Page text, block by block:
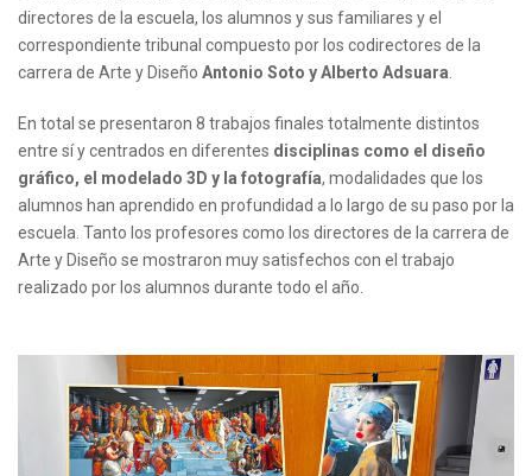
directores de la escuela, los alumnos y sus familiares y el
correspondiente tribunal compuesto por los codirectores de la
carrera de Arte y Diseño Antonio Soto y Alberto Adsuara
En total se presentaron 8 trabajos finales totalmente distintos
entre sí y centrados en diferentes disciplinas como el diseño
gráfico, el modelado 3D y la fotografía, modalidades que los
alumnos han aprendido en profundidad a lo largo de su paso por la
escuela. Tanto los profesores como los directores de la carrera de
Arte y Diseño se mostraron muy satisfechos con el trabajo
realizado por los alumnos durante todo el año.